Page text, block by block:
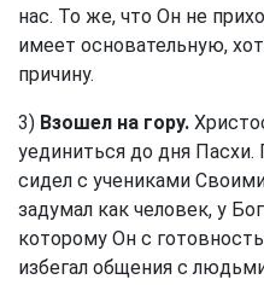
нас. То же, что Он не
имеет основательную,
причину.
3) Взошел на гору.
уединиться до дня Пасхи.
сидел с учениками
задумал как человек, у
которому Он с
избегал общения с